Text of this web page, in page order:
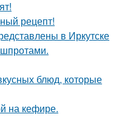
рецепт!
в Иркутске
блюд, которые
на кефире.